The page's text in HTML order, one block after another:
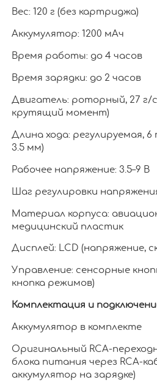
Вес: 120 г (без картриджа)
Аккумулятор: 1200 мАч
Время работы: до 4 часов
Время зарядки: до 2 часов
Двигатель: роторный, 27 г/
крутящий момент)
Длина хода: регулируемая, 6
3.5 мм)
Рабочее напряжение: 3.5–9 В
Шаг регулировки
Материал корпуса:
медицинский пластик
Дисплей: LCD (напряжение,
Управление: сенсорные
кнопка режимов)
Комплектация и
Аккумулятор в комплекте
Оригинальный RCA-
блока питания через RCA-
аккумулятор на зарядке)